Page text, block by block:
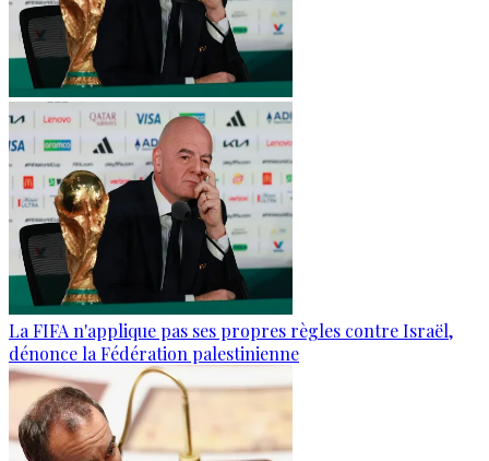
La FIFA n'applique pas ses propres règles contre Israël,
dénonce la Fédération palestinienne